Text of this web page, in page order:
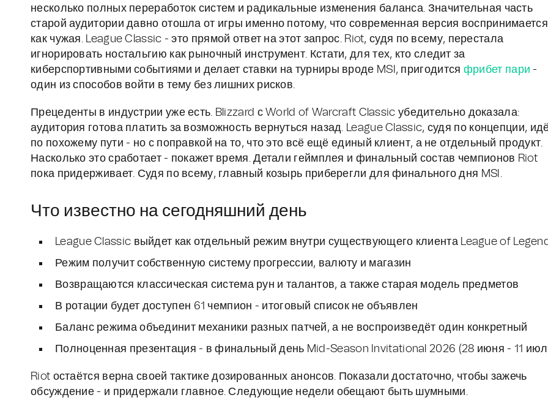
несколько полных переработок систем и радикальные изменения баланса. Значительная часть
старой аудитории давно отошла от игры именно потому, что современная версия воспринимается
как чужая. League Classic - это прямой ответ на этот запрос. Riot, судя по всему, перестала
игнорировать ностальгию как рыночный инструмент. Кстати, для тех, кто следит за
киберспортивными событиями и делает ставки на турниры вроде MSI, пригодится фрибет пари -
один из способов войти в тему без лишних рисков.
Прецеденты в индустрии уже есть. Blizzard с World of Warcraft Classic убедительно доказала:
аудитория готова платить за возможность вернуться назад. League Classic, судя по концепции,
по похожему пути - но с поправкой на то, что это всё ещё единый клиент, а не отдельный продукт.
Насколько это сработает - покажет время. Детали геймплея и финальный состав чемпионов Riot
пока придерживает. Судя по всему, главный козырь приберегли для финального дня MSI.
Что известно на сегодняшний день
League Classic выйдет как отдельный режим внутри существующего клиента League of
Режим получит собственную систему прогрессии, валюту и магазин
Возвращаются классическая система рун и талантов, а также старая модель предметов
В ротации будет доступен 61 чемпион - итоговый список не объявлен
Баланс режима объединит механики разных патчей, а не воспроизведёт один конкретный
Полноценная презентация - в финальный день Mid-Season Invitational 2026 (28 июня - 11
Riot остаётся верна своей тактике дозированных анонсов. Показали достаточно, чтобы зажечь
обсуждение - и придержали главное. Следующие недели обещают быть шумными.